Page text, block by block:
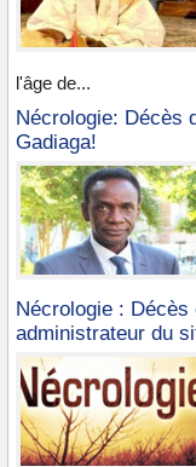
l'âge de...
Nécrologie: Décès
Gadiaga!
Nécrologie : Décès
administrateur du